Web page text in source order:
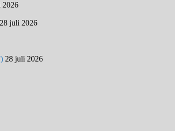
2026
28 juli 2026
28 juli 2026